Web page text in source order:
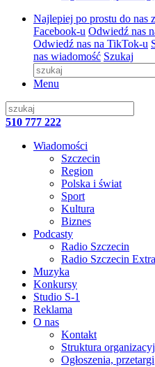
Najlepiej po prostu do nas
Facebook-u Odwiedź nas
Odwiedź nas na TikTok-u
nas wiadomość Szukaj
Menu
510 777 222
Wiadomości
Szczecin
Region
Polska i świat
Sport
Kultura
Biznes
Podcasty
Radio Szczecin
Radio Szczecin Extra
Muzyka
Konkursy
Studio S-1
Reklama
O nas
Kontakt
Struktura
Ogłoszenia, przetargi